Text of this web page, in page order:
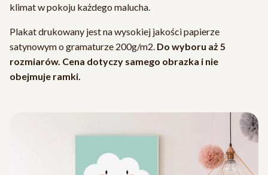
klimat w pokoju każdego malucha.
Plakat drukowany jest na wysokiej jakości papierze
satynowym o gramaturze 200g/m2. Do wyboru aż 5
rozmiarów. Cena dotyczy samego obrazka i nie
obejmuje ramki.